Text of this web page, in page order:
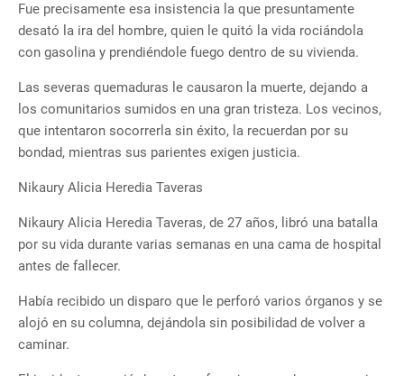
Fue precisamente esa insistencia la que presuntamente
desató la ira del hombre, quien le quitó la vida rociándola
con gasolina y prendiéndole fuego dentro de su vivienda.
Las severas quemaduras le causaron la muerte, dejando a
los comunitarios sumidos en una gran tristeza. Los vecinos,
que intentaron socorrerla sin éxito, la recuerdan por su
bondad, mientras sus parientes exigen justicia.
Nikaury Alicia Heredia Taveras
Nikaury Alicia Heredia Taveras, de 27 años, libró una batalla
por su vida durante varias semanas en una cama de hospital
antes de fallecer.
Había recibido un disparo que le perforó varios órganos y se
alojó en su columna, dejándola sin posibilidad de volver a
caminar.